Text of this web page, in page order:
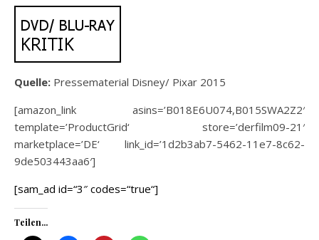
Quelle: Pressematerial Disney/ Pixar 2015
[amazon_link asins=’B018E6U074,B015SWA2Z2′
template=’ProductGrid‘ store=’derfilm09-21′
marketplace=’DE‘ link_id=’1d2b3ab7-5462-11e7-8c62-
9de503443aa6′]
[sam_ad id=“3″ codes=“true“]
Teilen...